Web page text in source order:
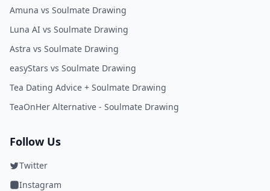
Amuna vs Soulmate Drawing
Luna AI vs Soulmate Drawing
Astra vs Soulmate Drawing
easyStars vs Soulmate Drawing
Tea Dating Advice + Soulmate Drawing
TeaOnHer Alternative - Soulmate Drawing
Follow Us
Twitter
Instagram